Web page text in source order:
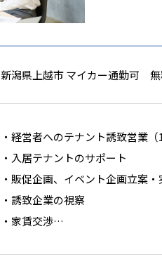
新潟県上越市 マイカー通勤可
・経営者へのテナント誘致営業
・入居テナントのサポート
・販促企画、イベント企画立案・
・誘致企業の視察
・家賃交渉